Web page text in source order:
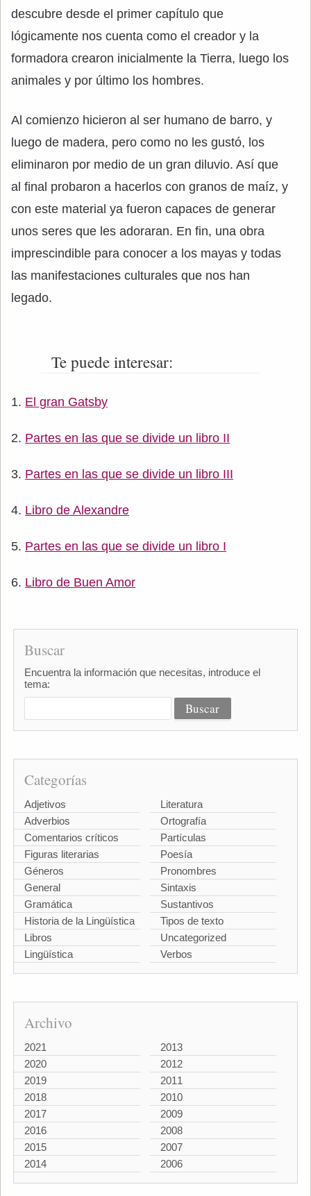
descubre desde el primer capítulo que
lógicamente nos cuenta como el creador y la
formadora crearon inicialmente la Tierra, luego los
animales y por último los hombres.
Al comienzo hicieron al ser humano de barro, y
luego de madera, pero como no les gustó, los
eliminaron por medio de un gran diluvio. Así que
al final probaron a hacerlos con granos de maíz, y
con este material ya fueron capaces de generar
unos seres que les adoraran. En fin, una obra
imprescindible para conocer a los mayas y todas
las manifestaciones culturales que nos han
legado.
Te puede interesar:
El gran Gatsby
Partes en las que se divide un libro II
Partes en las que se divide un libro III
Libro de Alexandre
Partes en las que se divide un libro I
Libro de Buen Amor
Buscar
Encuentra la información que necesitas, introduce el
tema:
Categorías
Adjetivos
Adverbios
Comentarios críticos
Figuras literarias
Géneros
General
Gramática
Historia de la Lingüística
Libros
Lingüística
Literatura
Ortografía
Partículas
Poesía
Pronombres
Sintaxis
Sustantivos
Tipos de texto
Uncategorized
Verbos
Archivo
2021
2020
2019
2018
2017
2016
2015
2014
2013
2012
2011
2010
2009
2008
2007
2006